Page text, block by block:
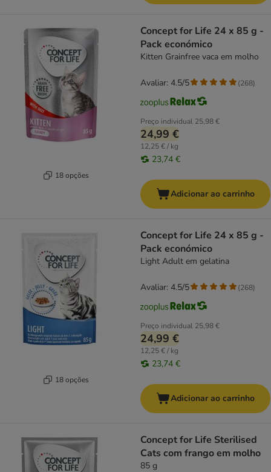
18 opções
Concept for Life 24 x 85 g -
Pack económico
Kitten Grainfree vaca em molho
Preço individual 25,98 €
24,99 €
12,25 € / kg
23,74 €
Avaliar: 4.5/5 (268)
Adicionar ao carrinho
18 opções
Concept for Life 24 x 85 g -
Pack económico
Light Adult em gelatina
Preço individual 25,98 €
24,99 €
12,25 € / kg
23,74 €
Avaliar: 4.5/5 (268)
Adicionar ao carrinho
Concept for Life Sterilised
Cats com frango em molho
85 g